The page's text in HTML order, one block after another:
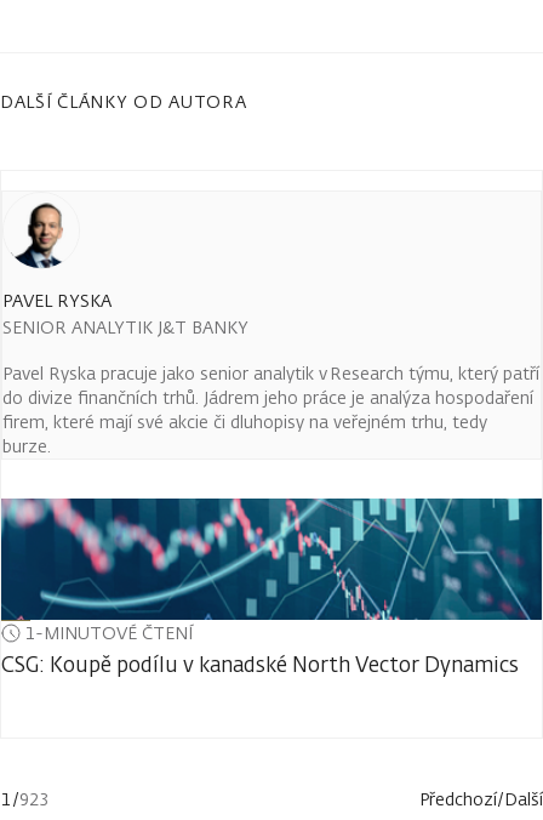
DALŠÍ ČLÁNKY OD AUTORA
PAVEL RYSKA
SENIOR ANALYTIK J&T BANKY
Pavel Ryska pracuje jako senior analytik v Research týmu, který patří
do divize finančních trhů. Jádrem jeho práce je analýza hospodaření
firem, které mají své akcie či dluhopisy na veřejném trhu, tedy
burze.
1-MINUTOVÉ ČTENÍ
CSG: Koupě podílu v kanadské North Vector Dynamics
1/923 Předchozí/Další